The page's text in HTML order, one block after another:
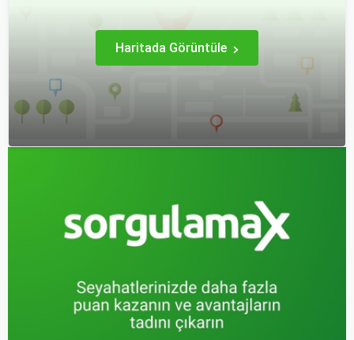
imkanları sunmaktadır.
Haritada Görüntüle